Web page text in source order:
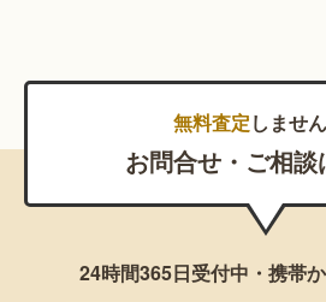
無料査定しませ
お問合せ・ご相談
24時間365日受付中・携帯